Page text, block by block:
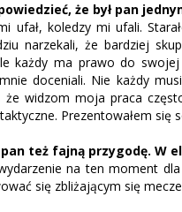
że był pan
ufał, koledzy mi ufali.
narzekali, że bardziej
każdy ma prawo do swojej
doceniali. Nie każdy
widzom moja praca
Prezentowałem się
pan też fajną przygodę. W
na ten moment
się zbliżającym się